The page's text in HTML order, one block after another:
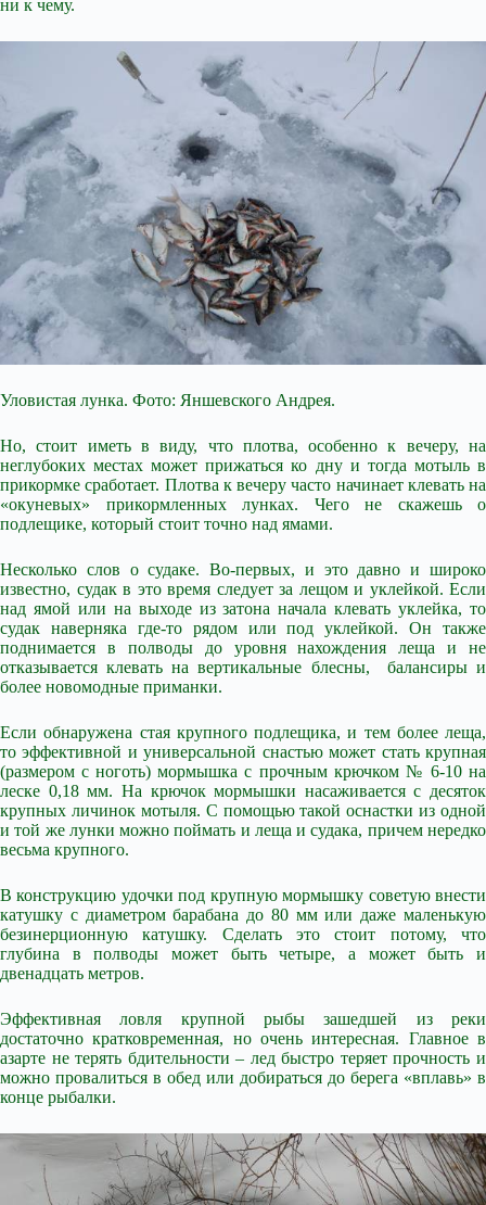
ни к чему.
Уловистая лунка. Фото: Яншевского Андрея.
Но, стоит иметь в виду, что плотва, особенно к вечеру, на
неглубоких местах может прижаться ко дну и тогда мотыль в
прикормке сработает. Плотва к вечеру часто начинает клевать на
«окуневых» прикормленных лунках. Чего не скажешь о
подлещике, который стоит точно над ямами.
Несколько слов о судаке. Во-первых, и это давно и широко
известно, судак в это время следует за лещом и уклейкой. Если
над ямой или на выходе из затона начала клевать уклейка, то
судак наверняка где-то рядом или под уклейкой. Он также
поднимается в полводы до уровня нахождения леща и не
отказывается клевать на вертикальные блесны, балансиры и
более новомодные приманки.
Если обнаружена стая крупного подлещика, и тем более леща,
то эффективной и универсальной снастью может стать крупная
(размером с ноготь) мормышка с прочным крючком № 6-10 на
леске 0,18 мм. На крючок мормышки насаживается с десяток
крупных личинок мотыля. С помощью такой оснастки из одной
и той же лунки можно поймать и леща и судака, причем нередко
весьма крупного.
В конструкцию удочки под крупную мормышку советую внести
катушку с диаметром барабана до 80 мм или даже маленькую
безинерционную катушку. Сделать это стоит потому, что
глубина в полводы может быть четыре, а может быть и
двенадцать метров.
Эффективная ловля крупной рыбы зашедшей из реки
достаточно кратковременная, но очень интересная. Главное в
азарте не терять бдительности – лед быстро теряет прочность и
можно провалиться в обед или добираться до берега «вплавь» в
конце рыбалки.